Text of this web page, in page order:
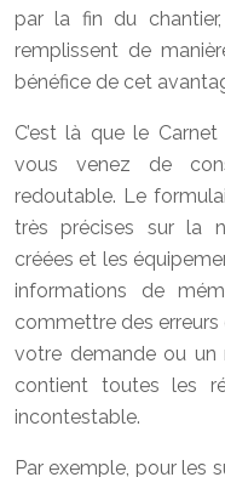
par la fin du
remplissent de
bénéfice de cet
C’est là que le
vous venez de
redoutable. Le
très précises sur la
créées et les
informations de
commettre des erreurs
votre demande ou un
contient toutes les
incontestable.
Par exemple, pour les